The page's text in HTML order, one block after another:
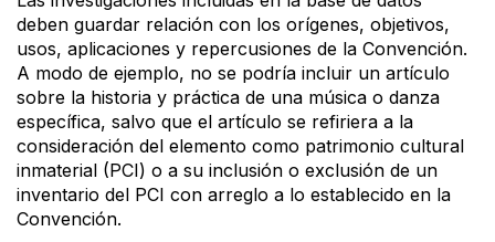
deben guardar relación con los orígenes, objetivos,
usos, aplicaciones y repercusiones de la Convención.
A modo de ejemplo, no se podría incluir un artículo
sobre la historia y práctica de una música o danza
específica, salvo que el artículo se refiriera a la
consideración del elemento como patrimonio cultural
inmaterial (PCI) o a su inclusión o exclusión de un
inventario del PCI con arreglo a lo establecido en la
Convención.